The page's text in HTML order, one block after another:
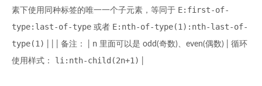
素下使用同种标签的唯一一个子元素，等同于 E:first-of-
type:last-of-type 或者 E:nth-of-type(1):nth-last-of-
type(1)
| | | 备注： | n 里面可以是 odd(奇数)、even(偶数) | 循环
使用样式： li:nth-child(2n+1)